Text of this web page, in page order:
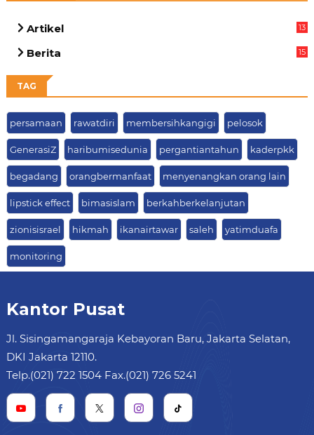
Artikel
13
Berita
15
TAG
persamaan rawatdiri membersihkangigi pelosok
GenerasiZ haribumisedunia pergantiantahun kaderpkk
begadang orangbermanfaat menyenangkan orang lain
lipstick effect bimasislam berkahberkelanjutan
zionisisrael hikmah ikanairtawar saleh yatimduafa
monitoring
Kantor Pusat
Jl. Sisingamangaraja Kebayoran Baru, Jakarta Selatan,
DKI Jakarta 12110.
Telp.(021) 722 1504 Fax.(021) 726 5241